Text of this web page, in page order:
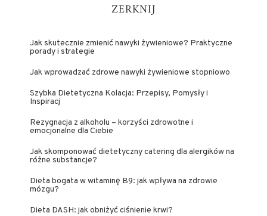
ZERKNIJ
Jak skutecznie zmienić nawyki żywieniowe? Praktyczne
porady i strategie
Jak wprowadzać zdrowe nawyki żywieniowe stopniowo
Szybka Dietetyczna Kolacja: Przepisy, Pomysły i
Inspiracj
Rezygnacja z alkoholu – korzyści zdrowotne i
emocjonalne dla Ciebie
Jak skomponować dietetyczny catering dla alergików na
różne substancje?
Dieta bogata w witaminę B9: jak wpływa na zdrowie
mózgu?
Dieta DASH: jak obniżyć ciśnienie krwi?